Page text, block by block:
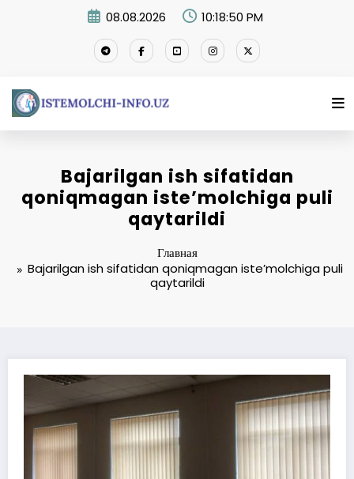
08.08.2026 10:18:51 PM
Bajarilgan ish sifatidan
qoniqmagan iste’molchiga puli
qaytarildi
Главная
Bajarilgan ish sifatidan qoniqmagan iste’molchiga puli
qaytarildi